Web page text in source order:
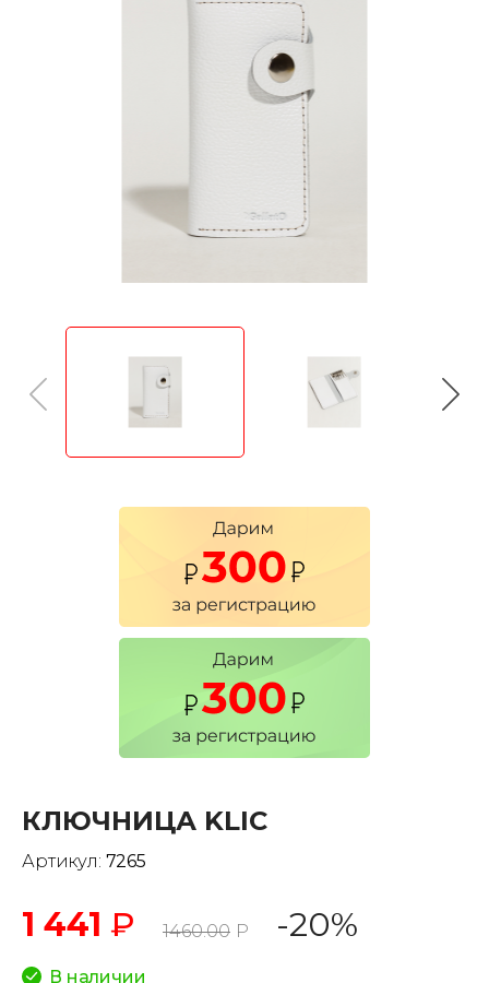
КЛЮЧНИЦА KLIC
Артикул: 7265
1 441 ₽ 1460.00 Р -20%
В наличии